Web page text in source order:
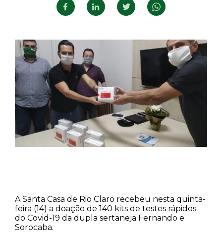
A Santa Casa de Rio Claro recebeu nesta quinta-
feira (14) a doação de 140 kits de testes rápidos
do Covid-19 da dupla sertaneja Fernando e
Sorocaba.